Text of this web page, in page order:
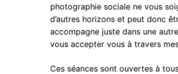
photographie sociale ne vous
d’autres horizons et peut donc
accompagne juste dans une
vous accepter vous à travers
Ces séances sont ouvertes à